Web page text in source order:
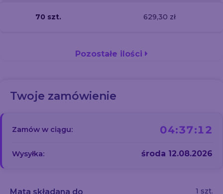
70 szt. 629,30 zł
Pozostałe ilości
Twoje zamówienie
Zamów w ciągu: 04:37:12
Wysyłka: środa 12.08.2026
Mata składana do 1 szt.